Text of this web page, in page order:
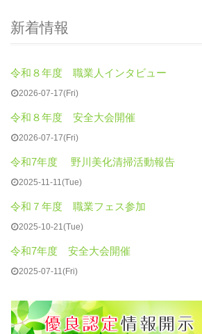
新着情報
令和８年度 職業人インタビュー
2026-07-17(Fri)
令和８年度 安全大会開催
2026-07-17(Fri)
令和7年度 野川美化清掃活動報告
2025-11-11(Tue)
令和７年度 職業フェス参加
2025-10-21(Tue)
令和7年度 安全大会開催
2025-07-11(Fri)